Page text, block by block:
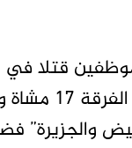
قتلا
سنجة عاصمة